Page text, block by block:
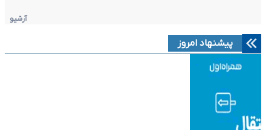
آرشیو
پیشنهاد امروز